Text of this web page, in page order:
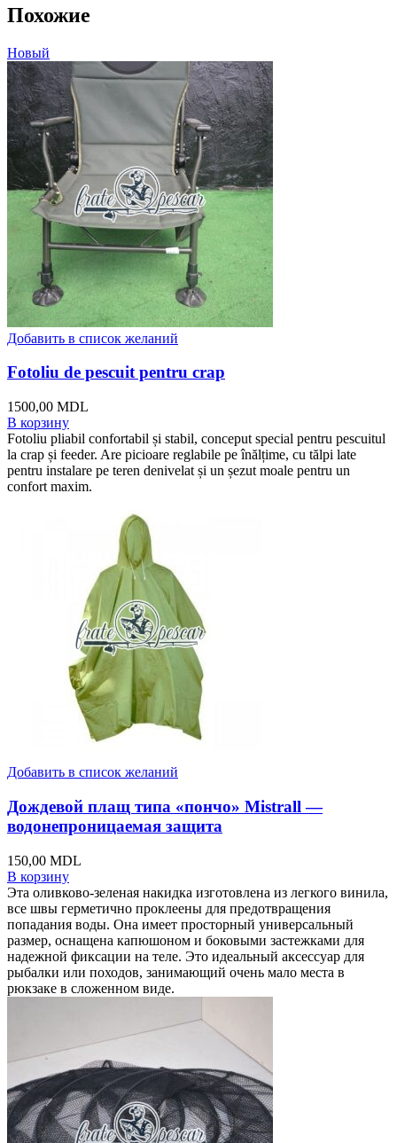
Похожие
Новый
Добавить в список желаний
Fotoliu de pescuit pentru crap
1500,00 MDL
В корзину
Fotoliu pliabil confortabil și stabil, conceput special pentru pescuitul
la crap și feeder. Are picioare reglabile pe înălțime, cu tălpi late
pentru instalare pe teren denivelat și un șezut moale pentru un
confort maxim.
Добавить в список желаний
Дождевой плащ типа «пончо» Mistrall —
водонепроницаемая защита
150,00 MDL
В корзину
Эта оливково-зеленая накидка изготовлена из легкого винила,
все швы герметично проклеены для предотвращения
попадания воды. Она имеет просторный универсальный
размер, оснащена капюшоном и боковыми застежками для
надежной фиксации на теле. Это идеальный аксессуар для
рыбалки или походов, занимающий очень мало места в
рюкзаке в сложенном виде.